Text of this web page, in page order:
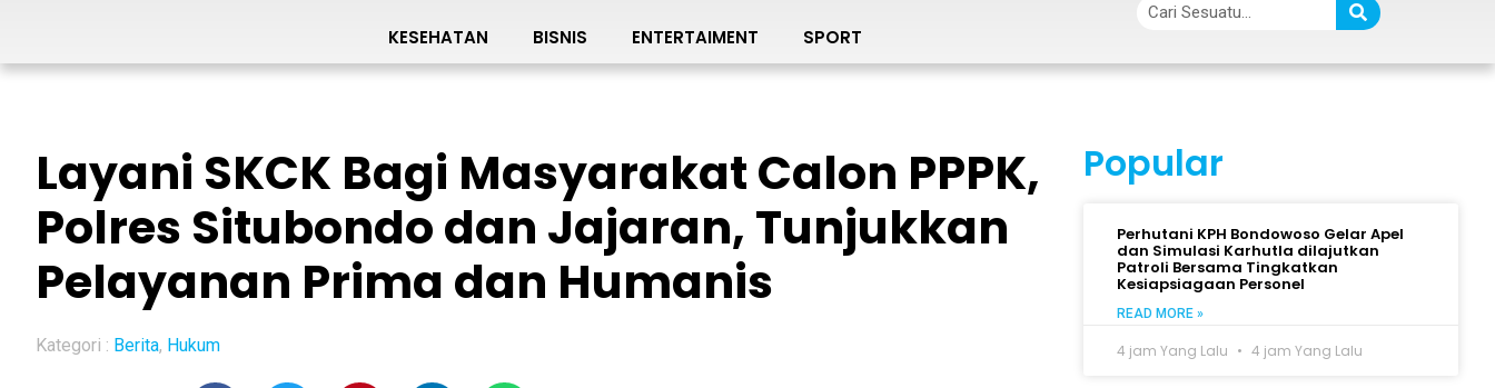
KESEHATAN BISNIS ENTERTAIMENT SPORT
Layani SKCK Bagi Masyarakat Calon PPPK,
Polres Situbondo dan Jajaran, Tunjukkan
Pelayanan Prima dan Humanis
Kategori : Berita, Hukum
Popular
Perhutani KPH Bondowoso Gelar Apel
dan Simulasi Karhutla dilajutkan
Patroli Bersama Tingkatkan
Kesiapsiagaan Personel
READ MORE »
4 jam Yang Lalu 4 jam Yang Lalu